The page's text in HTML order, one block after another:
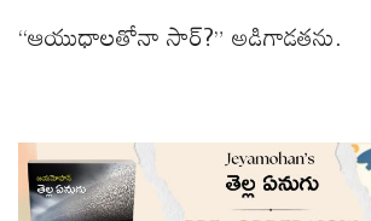
“ఆయుధాలతోనా సార్?” అడిగాడతను.